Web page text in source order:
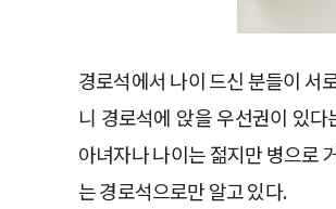
경로석에서 나이 드신 분들이 서
니 경로석에 앉을 우선권이 있
아녀자나 나이는 젊지만 병으로
는 경로석으로만 알고 있다.